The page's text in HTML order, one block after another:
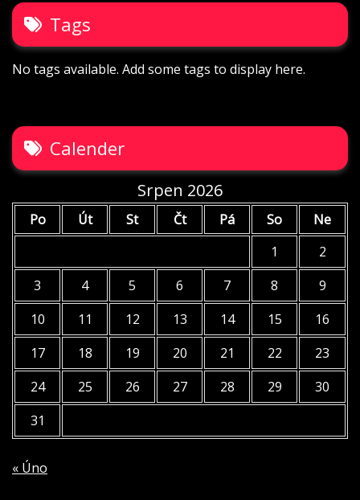
Tags
No tags available. Add some tags to display here.
Calender
Srpen 2026
Po Út St Čt Pá So
Ne
1
2
3
4 5 6 7 8
9
10
11 12 13 14 15
16
17
18 19 20 21 22
23
24
25 26 27 28 29
30
31
« Úno